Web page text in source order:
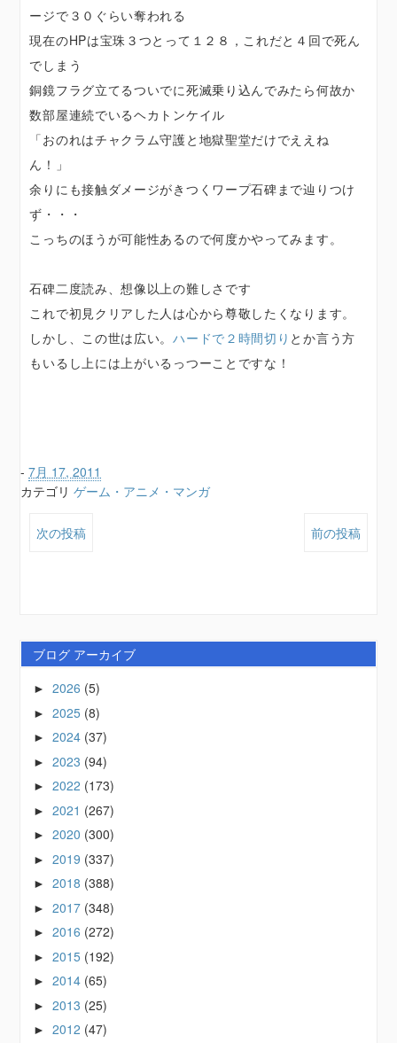
ージで３０ぐらい奪われる
現在のHPは宝珠３つとって１２８，これだと４回で死ん
でしまう
銅鏡フラグ立てるついでに死滅乗り込んでみたら何故か
数部屋連続でいるヘカトンケイル
「おのれはチャクラム守護と地獄聖堂だけでええね
ん！」
余りにも接触ダメージがきつくワープ石碑まで辿りつけ
ず・・・
こっちのほうが可能性あるので何度かやってみます。
石碑二度読み、想像以上の難しさです
これで初見クリアした人は心から尊敬したくなります。
しかし、この世は広い。ハードで２時間切り とか言う方
もいるし上には上がいるっつーことですな！
-7月 17, 2011
カテゴリゲーム・アニメ・マンガ
次の投稿 前の投稿
ブログ アーカイブ
►2026 (5)
►2025 (8)
►2024 (37)
►2023 (94)
►2022 (173)
►2021 (267)
►2020 (300)
►2019 (337)
►2018 (388)
►2017 (348)
►2016 (272)
►2015 (192)
►2014 (65)
►2013 (25)
►2012 (47)